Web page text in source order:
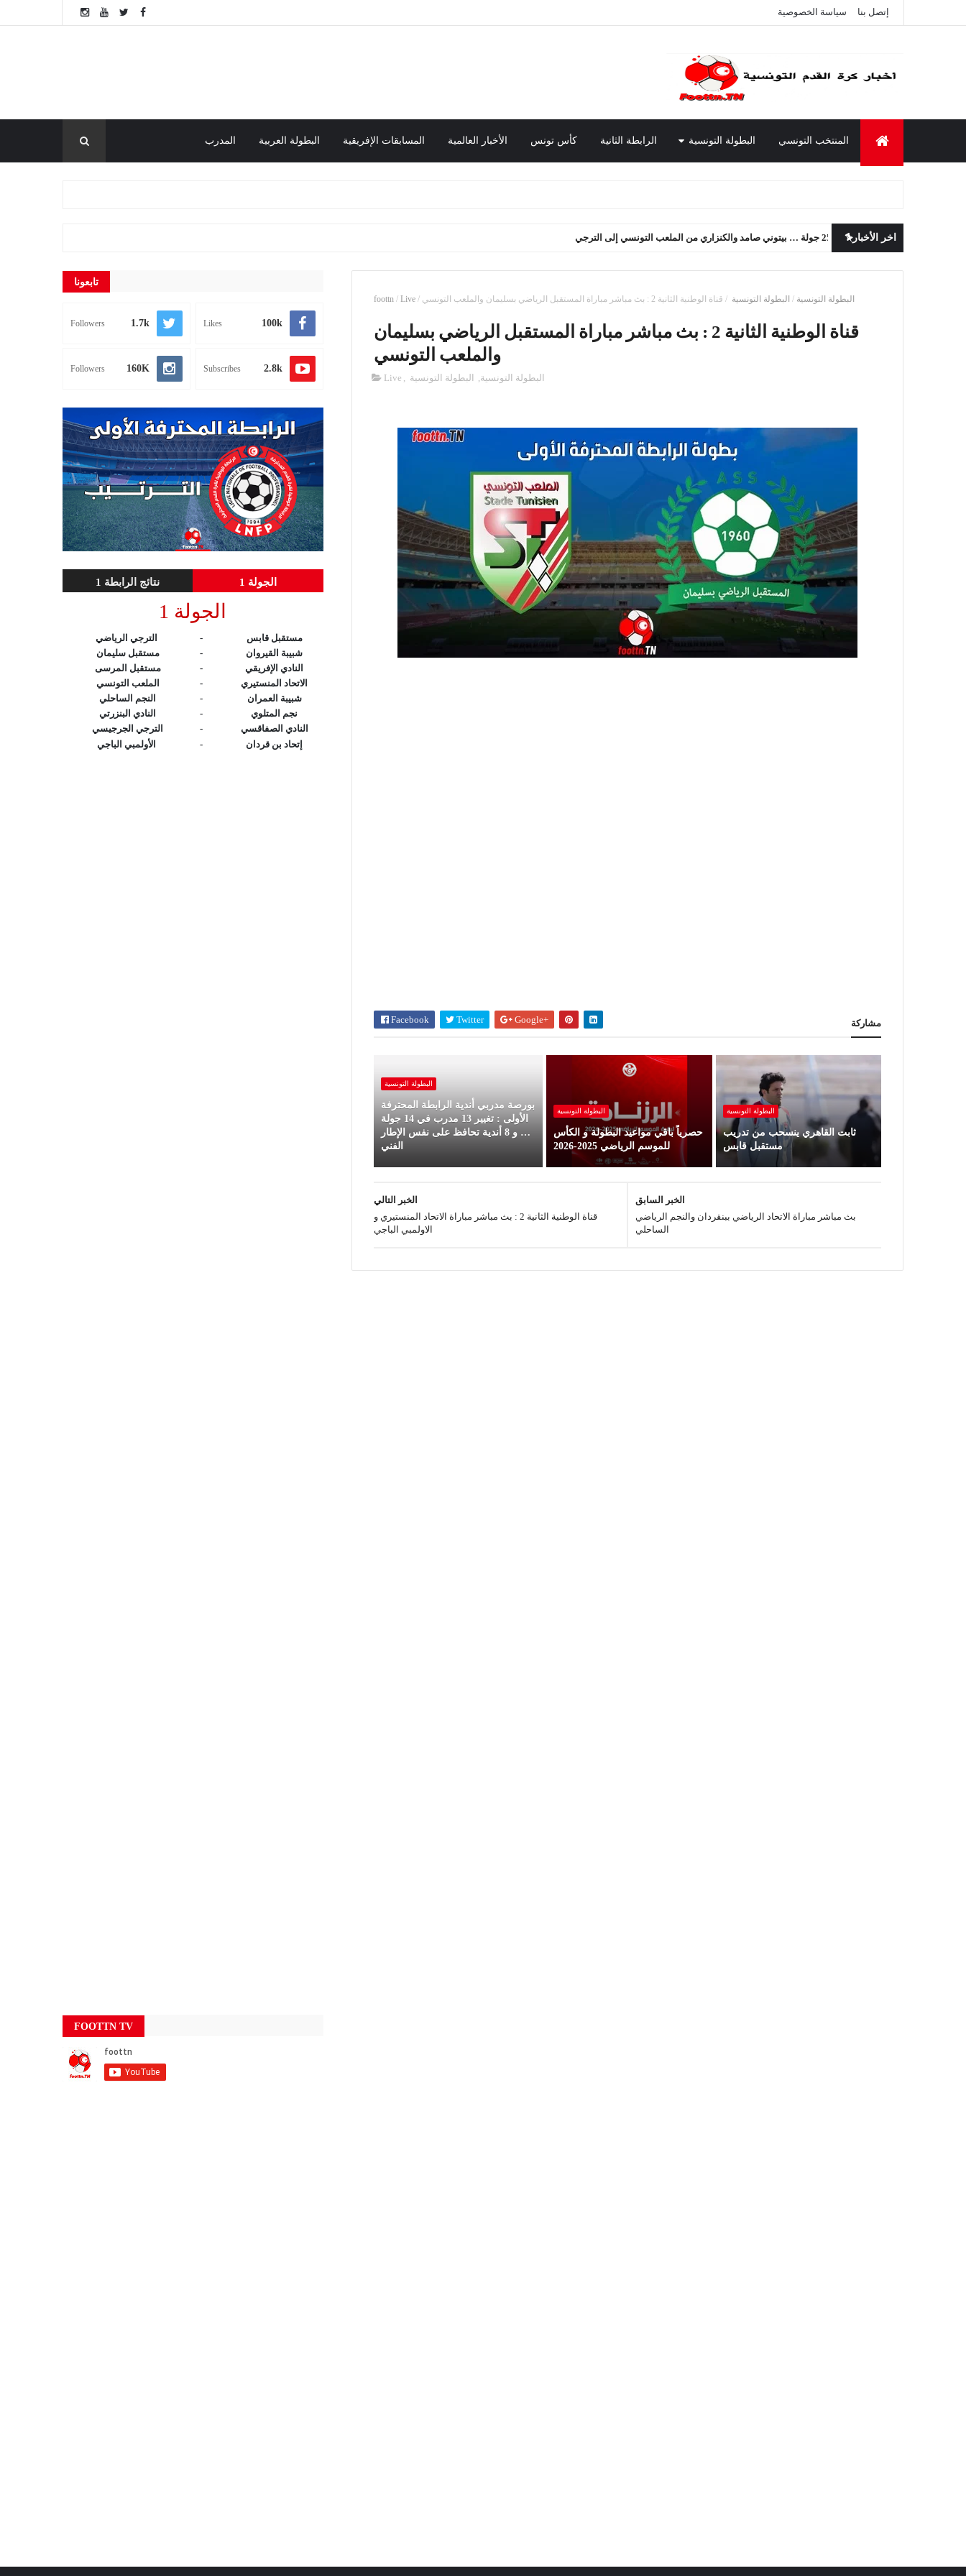
إتصل بنا سياسة الخصوصية
المنتخب التونسي البطولة التونسية الرابطة الثانية كأس تونس الأخبار العالمية المسابقات الإفريقية البطولة العربية المدرب
اخر الأخبار
foottn / Live / البطولة ‏التونسية / البطولة ‏التونسية ‏ / قناة الوطنية الثانية 2 : بث مباشر مباراة المستقبل الرياضي بسليمان والملعب التونسي
قناة الوطنية الثانية 2 : بث مباشر مباراة المستقبل الرياضي بسليمان
والملعب التونسي
Live , البطولة ‏التونسية, البطولة ‏التونسية ‏
مشاركة Facebook Twitter Google+
البطولة ‏التونسية
ثابت القاهري ينسحب من تدريب
مستقبل قابس
البطولة ‏التونسية
حصرياً باقي مواعيد البطولة و الكأس
للموسم الرياضي 2025-2026
البطولة ‏التونسية
بورصة مدربي أندية الرابطة المحترفة
الأولى : تغيير 13 مدرب في 14 جولة
… و 8 أندية تحافظ على نفس الإطار
الفني
الخبر التالي
قناة الوطنية الثانية 2 : بث مباشر مباراة الاتحاد المنستيري و
الاولمبي الباجي
الخبر السابق
بث مباشر مباراة الاتحاد الرياضي ببنقردان والنجم الرياضي
الساحلي
تابعونا
100k
Likes
1.7k
Followers
2.8k
Subscribes
160K
Followers
الجولة 1 نتائج الرابطة 1
الجولة 1
مستقبل قابس -
شبيبة القيروان
-
مستقبل سليمان
النادي الإفريقي
-
مستقبل المرسى
الاتحاد المنستيري
-
الملعب التونسي
شبيبة العمران
-
النجم الساحلي
نجم المتلوي
-
النادي البنزرتي
النادي الصفاقسي
-
الترجي الجرجيسي
إتحاد بن قردان
-
FOOTTN TV